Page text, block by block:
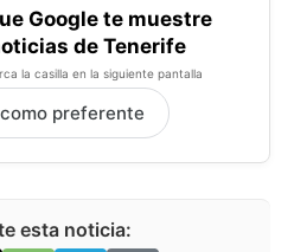
Google te muestre
de Tenerife
la casilla en la siguiente pantalla
preferente
esta noticia: